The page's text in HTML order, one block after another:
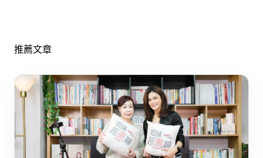
推薦文章